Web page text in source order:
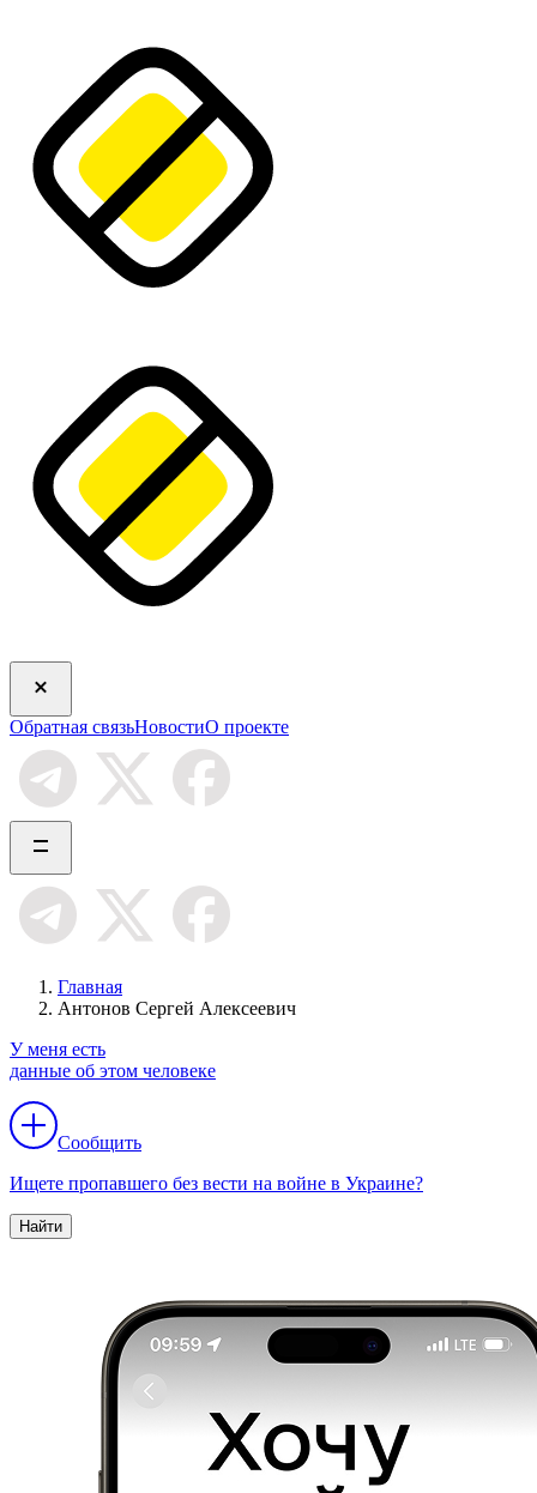
Обратная связьНовостиО проекте
Главная
Антонов Сергей Алексеевич
У меня есть
данные об этом человеке
Сообщить
Ищете пропавшего без вести на войне в Украине?
Найти